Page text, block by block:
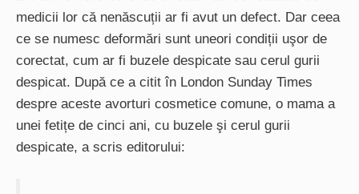
medicii lor că nenăscuții ar fi avut un defect. Dar ceea
ce se numesc deformări sunt uneori condiții uşor de
corectat, cum ar fi buzele despicate sau cerul gurii
despicat. După ce a citit în London Sunday Times
despre aceste avorturi cosmetice comune, o mama a
unei fetițe de cinci ani, cu buzele şi cerul gurii
despicate, a scris editorului: